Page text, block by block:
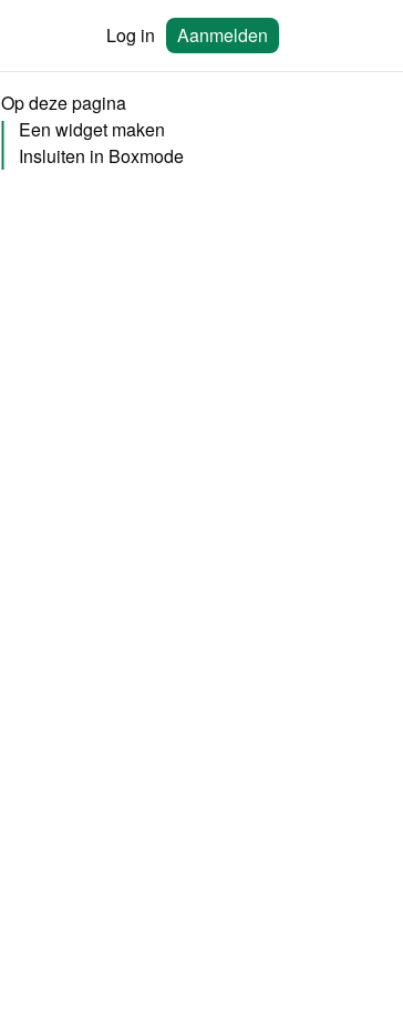
Log in Aanmelden
Op deze pagina
Een widget maken
Insluiten in Boxmode